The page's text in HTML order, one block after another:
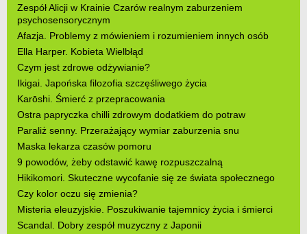
Zespół Alicji w Krainie Czarów realnym zaburzeniem
psychosensorycznym
Afazja. Problemy z mówieniem i rozumieniem innych osób
Ella Harper. Kobieta Wielbłąd
Czym jest zdrowe odżywianie?
Ikigai. Japońska filozofia szczęśliwego życia
Karōshi. Śmierć z przepracowania
Ostra papryczka chilli zdrowym dodatkiem do potraw
Paraliż senny. Przerażający wymiar zaburzenia snu
Maska lekarza czasów pomoru
9 powodów, żeby odstawić kawę rozpuszczalną
Hikikomori. Skuteczne wycofanie się ze świata społecznego
Czy kolor oczu się zmienia?
Misteria eleuzyjskie. Poszukiwanie tajemnicy życia i śmierci
Scandal. Dobry zespół muzyczny z Japonii